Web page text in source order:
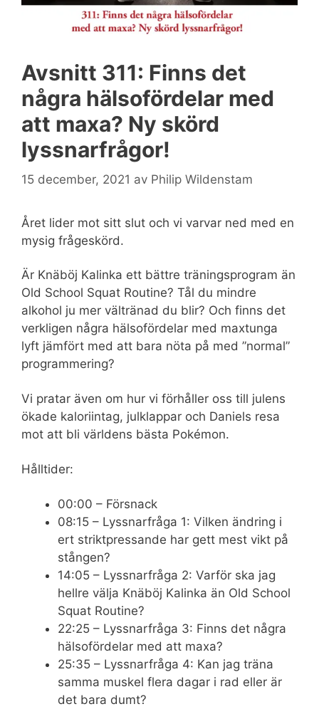
Avsnitt 311: Finns det
några hälsofördelar med
att maxa? Ny skörd
lyssnarfrågor!
15 december, 2021 av Philip Wildenstam
Året lider mot sitt slut och vi varvar ned med en
mysig frågeskörd.
Är Knäböj Kalinka ett bättre träningsprogram än
Old School Squat Routine? Tål du mindre
alkohol ju mer vältränad du blir? Och finns det
verkligen några hälsofördelar med maxtunga
lyft jämfört med att bara nöta på med ”normal”
programmering?
Vi pratar även om hur vi förhåller oss till julens
ökade kaloriintag, julklappar och Daniels resa
mot att bli världens bästa Pokémon.
Hålltider:
00:00 – Försnack
08:15 – Lyssnarfråga 1: Vilken ändring i
ert striktpressande har gett mest vikt på
stången?
14:05 – Lyssnarfråga 2: Varför ska jag
hellre välja Knäböj Kalinka än Old School
Squat Routine?
22:25 – Lyssnarfråga 3: Finns det några
hälsofördelar med att maxa?
25:35 – Lyssnarfråga 4: Kan jag träna
samma muskel flera dagar i rad eller är
det bara dumt?